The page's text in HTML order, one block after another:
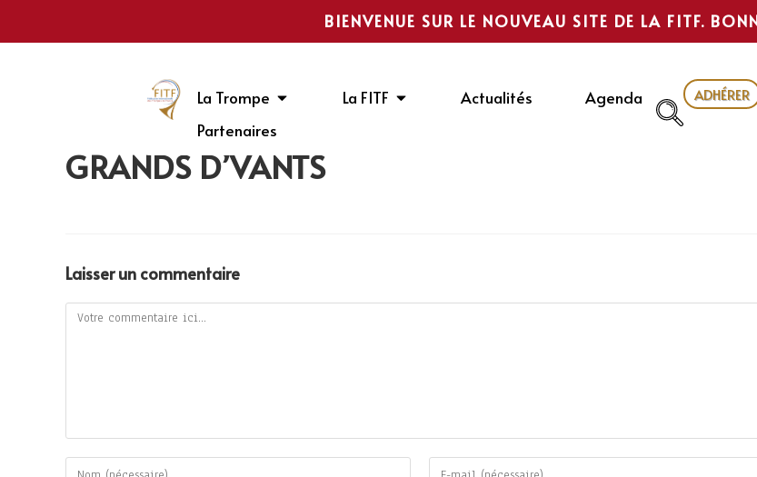
BIENVENUE SUR LE NOUVEAU SITE DE LA FITF.
La Trompe La FITF Actualités
Agenda
Partenaires
ADHÉRER
GRANDS D’VANTS
Laisser un commentaire